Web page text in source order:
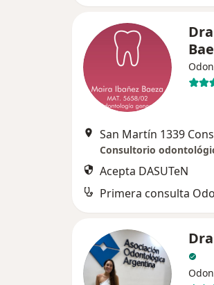
San Martín 1339
Consultorio
Acepta DASUTeN
Primera consulta